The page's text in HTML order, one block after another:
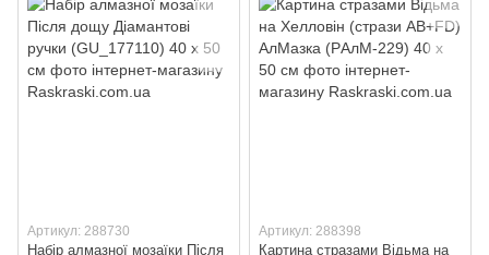
Артикул: 288730
Набір алмазної мозаїки Після
Артикул: 288398
Картина стразами Відьма на